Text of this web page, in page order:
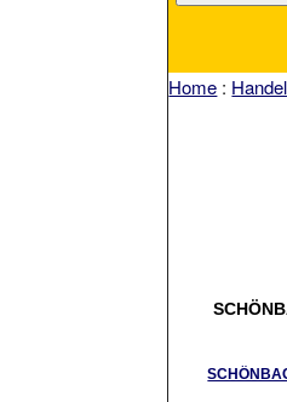
Home : Handel